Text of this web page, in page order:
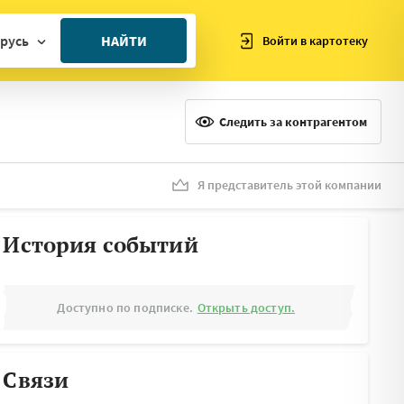
НАЙТИ Войти в картотеку
Следить за контрагентом
Я представитель этой компании
История событий
Доступно по подписке. Открыть доступ.
Связи